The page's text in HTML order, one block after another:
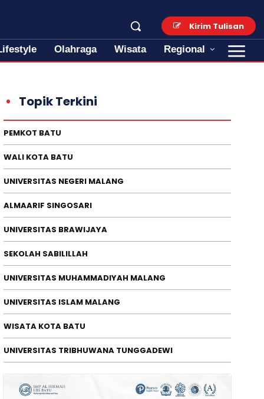
Kirim Tulisan
Olahraga Wisata Regional
Basarnas Melakukan
Utara Kab. Sumenep,
08/2026
Topik Terkini
PEMKOT BATU
WALI KOTA BATU
UNIVERSITAS NEGERI MALANG
ALMAARIF SINGOSARI
UNIVERSITAS BRAWIJAYA
SEKOLAH SABILILLAH
UNIVERSITAS MUHAMMADIYAH MALANG
UNIVERSITAS ISLAM MALANG
WISATA KOTA BATU
UNIVERSITAS TRIBHUWANA TUNGGADEWI